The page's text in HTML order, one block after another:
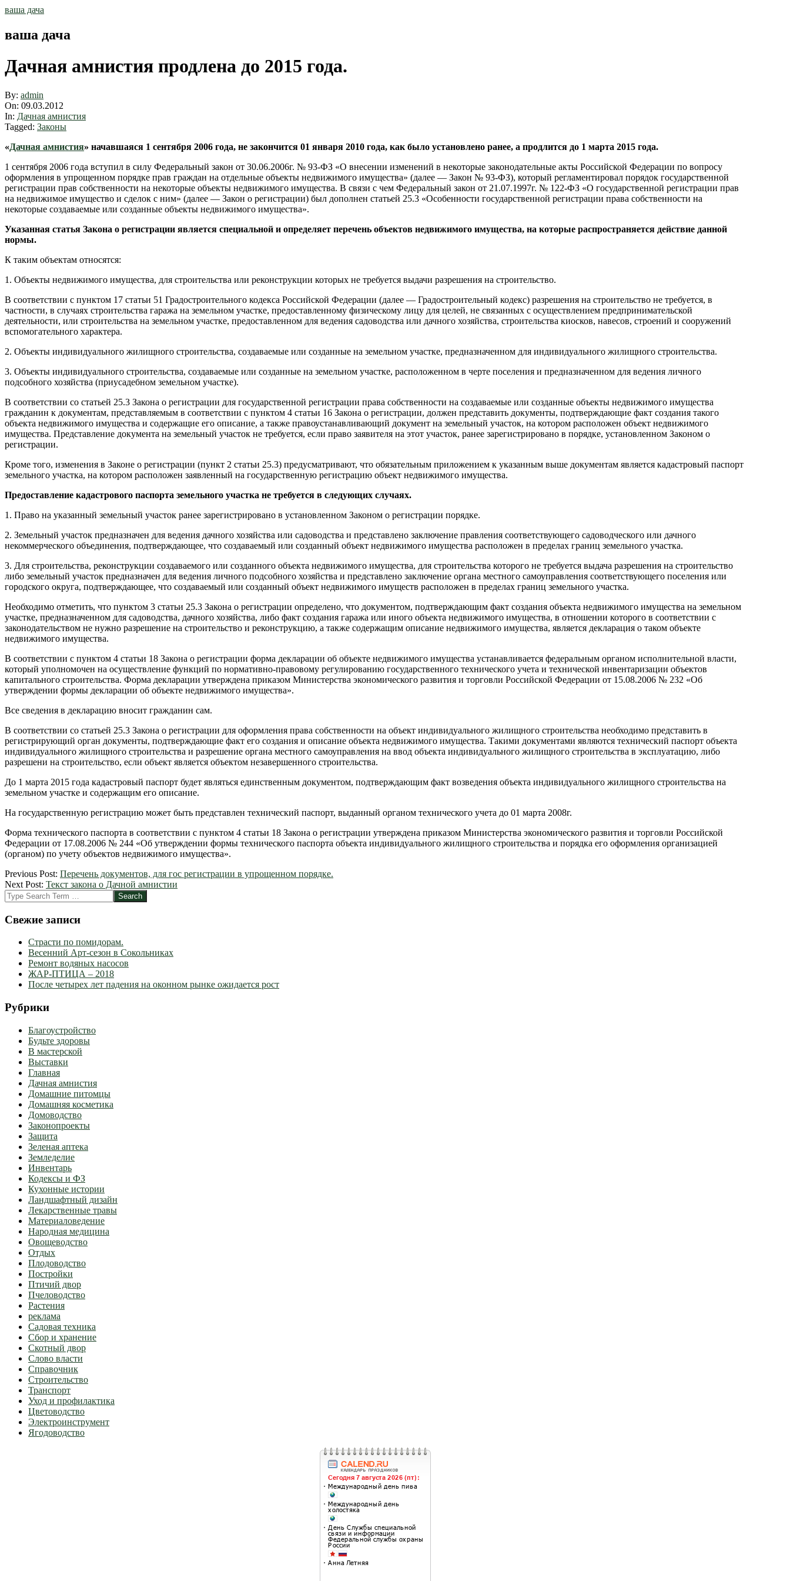
Skip
ваша дача
ваша дача
Дачная амнистия продлена до 2015 года.
By: admin
On: 09.03.2012
In: Дачная амнистия
Tagged: Законы
«Дачная амнистия» начавшаяся 1 сентября 2006 года, не закончится 01 января 2010 года, как было установлено ранее, а продлится до 1 марта 2015 года.
1 сентября 2006 года вступил в силу Федеральный закон от 30.06.2006г. № 93-ФЗ «О внесении изменений в некоторые законодательные акты Российской Федерации по вопросу
оформления в упрощенном порядке прав граждан на отдельные объекты недвижимого имущества» (далее — Закон № 93-ФЗ), который регламентировал порядок государственной
регистрации прав собственности на некоторые объекты недвижимого имущества. В связи с чем Федеральный закон от 21.07.1997г. № 122-ФЗ «О государственной регистрации прав
на недвижимое имущество и сделок с ним» (далее — Закон о регистрации) был дополнен статьей 25.3 «Особенности государственной регистрации права собственности на
некоторые создаваемые или созданные объекты недвижимого имущества».
Указанная статья Закона о регистрации является специальной и определяет перечень объектов недвижимого имущества, на которые распространяется действие данной
нормы.
К таким объектам относятся:
1. Объекты недвижимого имущества, для строительства или реконструкции которых не требуется выдачи разрешения на строительство.
В соответствии с пунктом 17 статьи 51 Градостроительного кодекса Российской Федерации (далее — Градостроительный кодекс) разрешения на строительство не требуется, в
частности, в случаях строительства гаража на земельном участке, предоставленному физическому лицу для целей, не связанных с осуществлением предпринимательской
деятельности, или строительства на земельном участке, предоставленном для ведения садоводства или дачного хозяйства, строительства киосков, навесов, строений и сооружений
вспомогательного характера.
2. Объекты индивидуального жилищного строительства, создаваемые или созданные на земельном участке, предназначенном для индивидуального жилищного строительства.
3. Объекты индивидуального строительства, создаваемые или созданные на земельном участке, расположенном в черте поселения и предназначенном для ведения личного
подсобного хозяйства (приусадебном земельном участке).
В соответствии со статьей 25.3 Закона о регистрации для государственной регистрации права собственности на создаваемые или созданные объекты недвижимого имущества
гражданин к документам, представляемым в соответствии с пунктом 4 статьи 16 Закона о регистрации, должен представить документы, подтверждающие факт создания такого
объекта недвижимого имущества и содержащие его описание, а также правоустанавливающий документ на земельный участок, на котором расположен объект недвижимого
имущества. Представление документа на земельный участок не требуется, если право заявителя на этот участок, ранее зарегистрировано в порядке, установленном Законом о
регистрации.
Кроме того, изменения в Законе о регистрации (пункт 2 статьи 25.3) предусматривают, что обязательным приложением к указанным выше документам является кадастровый паспорт
земельного участка, на котором расположен заявленный на государственную регистрацию объект недвижимого имущества.
Предоставление кадастрового паспорта земельного участка не требуется в следующих случаях.
1. Право на указанный земельный участок ранее зарегистрировано в установленном Законом о регистрации порядке.
2. Земельный участок предназначен для ведения дачного хозяйства или садоводства и представлено заключение правления соответствующего садоводческого или дачного
некоммерческого объединения, подтверждающее, что создаваемый или созданный объект недвижимого имущества расположен в пределах границ земельного участка.
3. Для строительства, реконструкции создаваемого или созданного объекта недвижимого имущества, для строительства которого не требуется выдача разрешения на строительство
либо земельный участок предназначен для ведения личного подсобного хозяйства и представлено заключение органа местного самоуправления соответствующего поселения или
городского округа, подтверждающее, что создаваемый или созданный объект недвижимого имуществ расположен в пределах границ земельного участка.
Необходимо отметить, что пунктом 3 статьи 25.3 Закона о регистрации определено, что документом, подтверждающим факт создания объекта недвижимого имущества на земельном
участке, предназначенном для садоводства, дачного хозяйства, либо факт создания гаража или иного объекта недвижимого имущества, в отношении которого в соответствии с
законодательством не нужно разрешение на строительство и реконструкцию, а также содержащим описание недвижимого имущества, является декларация о таком объекте
недвижимого имущества.
В соответствии с пунктом 4 статьи 18 Закона о регистрации форма декларации об объекте недвижимого имущества устанавливается федеральным органом исполнительной власти,
который уполномочен на осуществление функций по нормативно-правовому регулированию государственного технического учета и технической инвентаризации объектов
капитального строительства. Форма декларации утверждена приказом Министерства экономического развития и торговли Российской Федерации от 15.08.2006 № 232 «Об
утверждении формы декларации об объекте недвижимого имущества».
Все сведения в декларацию вносит гражданин сам.
В соответствии со статьей 25.3 Закона о регистрации для оформления права собственности на объект индивидуального жилищного строительства необходимо представить в
регистрирующий орган документы, подтверждающие факт его создания и описание объекта недвижимого имущества. Такими документами являются технический паспорт объекта
индивидуального жилищного строительства и разрешение органа местного самоуправления на ввод объекта индивидуального жилищного строительства в эксплуатацию, либо
разрешени на строительство, если объект является объектом незавершенного строительства.
До 1 марта 2015 года кадастровый паспорт будет являться единственным документом, подтверждающим факт возведения объекта индивидуального жилищного строительства на
земельном участке и содержащим его описание.
На государственную регистрацию может быть представлен технический паспорт, выданный органом технического учета до 01 марта 2008г.
Форма технического паспорта в соответствии с пунктом 4 статьи 18 Закона о регистрации утверждена приказом Министерства экономического развития и торговли Российской
Федерации от 17.08.2006 № 244 «Об утверждении формы технического паспорта объекта индивидуального жилищного строительства и порядка его оформления организацией
(органом) по учету объектов недвижимого имущества».
2012-
03-
09
Previous Post: Перечень документов, для гос регистрации в упрощенном порядке.
Next Post: Текст закона о Дачной амнистии
Search
Свежие записи
Страсти по помидорам.
Весенний Арт-сезон в Сокольниках
Ремонт водяных насосов
ЖАР-ПТИЦА – 2018
После четырех лет падения на оконном рынке ожидается рост
Рубрики
Благоустройство
Будьте здоровы
В мастерской
Выставки
Главная
Дачная амнистия
Домашние питомцы
Домашняя косметика
Домоводство
Законопроекты
Защита
Зеленая аптека
Земледелие
Инвентарь
Кодексы и ФЗ
Кухонные истории
Ландшафтный дизайн
Лекарственные травы
Материаловедение
Народная медицина
Овощеводство
Отдых
Плодоводство
Постройки
Птичий двор
Пчеловодство
Растения
реклама
Садовая техника
Сбор и хранение
Скотный двор
Слово власти
Справочник
Строительство
Транспорт
Уход и профилактика
Цветоводство
Электроинструмент
Ягодоводство